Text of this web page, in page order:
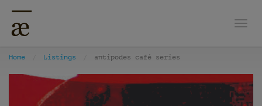
Home Listings antipodes café series